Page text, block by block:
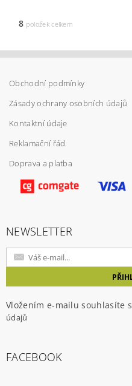
8 položek celkem
Obchodní podmínky
Zásady ochrany osobních údajů
Kontaktní údaje
Reklamační řád
Doprava a platba
NEWSLETTER
Vložením e-mailu souhlasíte s
údajů
FACEBOOK